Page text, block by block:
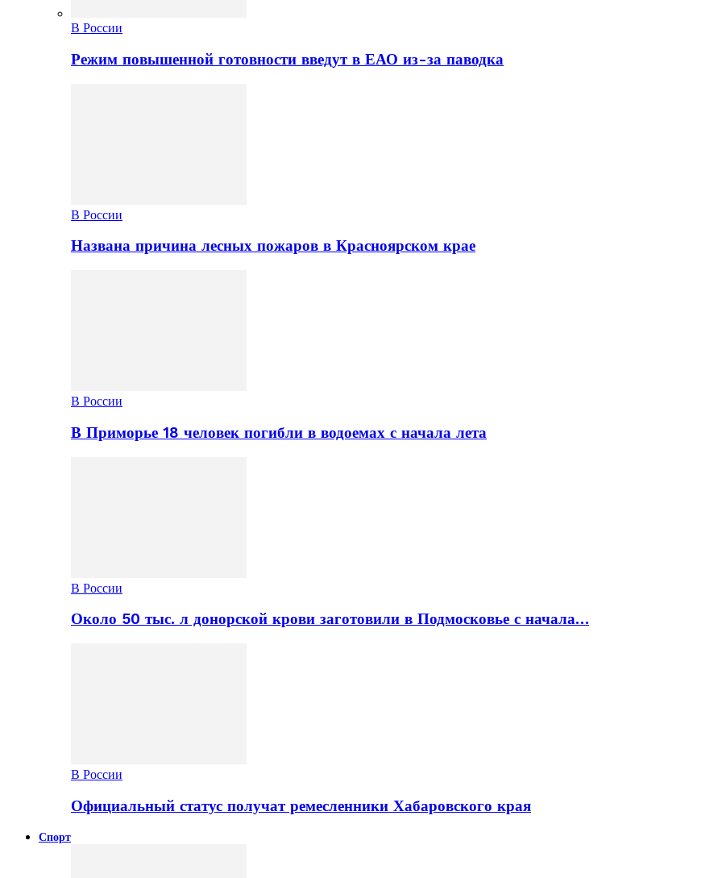
В России
Режим повышенной готовности введут в ЕАО из-за паводка
В России
Названа причина лесных пожаров в Красноярском крае
В России
В Приморье 18 человек погибли в водоемах с начала лета
В России
Около 50 тыс. л донорской крови заготовили в Подмосковье с начала…
В России
Официальный статус получат ремесленники Хабаровского края
Спорт